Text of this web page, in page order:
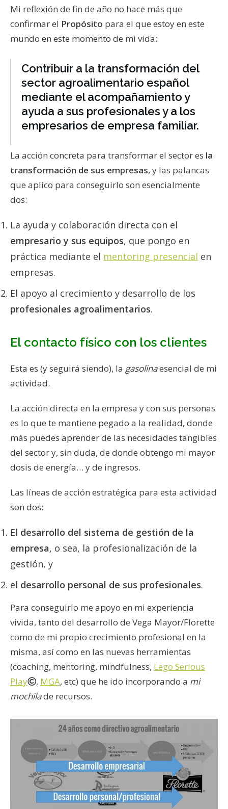
Mi reflexión de fin de año no hace más que
confirmar el Propósito para el que estoy en este
mundo en este momento de mi vida:
Contribuir a la transformación del
sector agroalimentario español
mediante el acompañamiento y
ayuda a sus profesionales y a los
empresarios de empresa familiar.
La acción concreta para transformar el sector es la
transformación de sus empresas, y las palancas
que aplico para conseguirlo son esencialmente
dos:
La ayuda y colaboración directa con el
empresario y sus equipos, que pongo en
práctica mediante el mentoring presencial en
empresas.
El apoyo al crecimiento y desarrollo de los
profesionales agroalimentarios.
El contacto físico con los clientes
Esta es (y seguirá siendo), la gasolinaesencial de mi
actividad.
La acción directa en la empresa y con sus personas
es lo que te mantiene pegado a la realidad, donde
más puedes aprender de las necesidades tangibles
del sector y, sin duda, de donde obtengo mi mayor
dosis de energía… y de ingresos.
Las líneas de acción estratégica para esta actividad
son dos:
El desarrollo del sistema de gestión de la
empresa, o sea, la profesionalización de la
gestión, y
el desarrollo personal de sus profesionales.
Para conseguirlo me apoyo en mi experiencia
vivida, tanto del desarrollo de Vega Mayor/Florette
como de mi propio crecimiento profesional en la
misma, así como en las nuevas herramientas
(coaching, mentoring, mindfulness, Lego Serious
Play
, MGA, etc) que he ido incorporando a mi
mochilade recursos.